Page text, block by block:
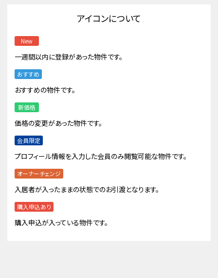
アイコンについて
New
一週間以内に登録があった物件です。
おすすめ
おすすめの物件です。
新価格
価格の変更があった物件です。
会員限定
プロフィール情報を入力した会員のみ閲覧可能な物件です。
オーナーチェンジ
入居者が入ったままの状態でのお引渡となります。
購入申込あり
購入申込が入っている物件です。